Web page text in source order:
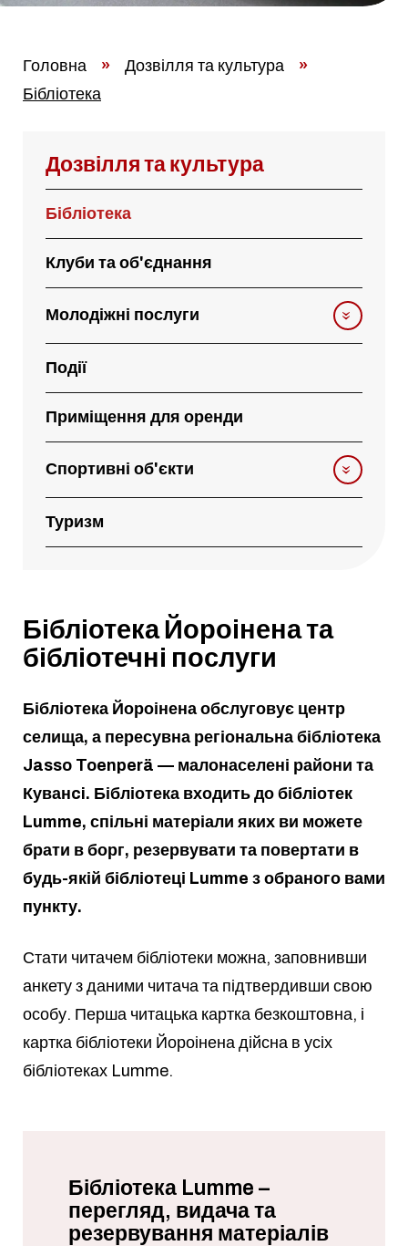
Головна » Дозвілля та культура
»
Бібліотека
Дозвілля та культура
Бібліотека
Клуби та об'єднання
Молодіжні послуги
Події
Приміщення для оренди
Спортивні об'єкти
Туризм
Бібліотека Йороінена та
бібліотечні послуги
Бібліотека Йороінена обслуговує центр
селища, а пересувна регіональна бібліотека
Jasso Toenperä — малонаселені райони та
Куванci. Бібліотека входить до бібліотек
Lumme, спільні матеріали яких ви можете
брати в борг, резервувати та повертати в
будь-якій бібліотеці Lumme з обраного вами
пункту.
Стати читачем бібліотеки можна, заповнивши
анкету з даними читача та підтвердивши свою
особу. Перша читацька картка безкоштовна, і
картка бібліотеки Йороінена дійсна в усіх
бібліотеках Lumme.
Бібліотека Lumme –
перегляд, видача та
резервування матеріалів